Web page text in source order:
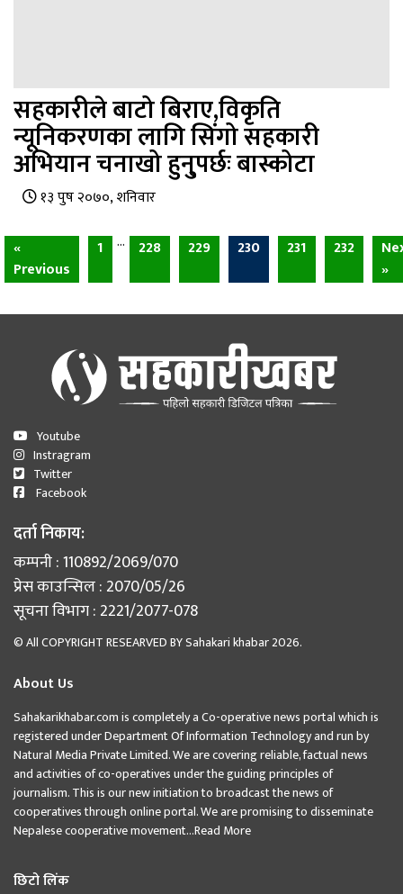
सहकारीले बाटो बिराए,विकृति
न्यूनिकरणका लागि सिंगो सहकारी
अभियान चनाखो हुनु्पर्छः बास्कोटा
१३ पुष २०७०, शनिवार
«
Previous
1 … 228 229 230 231 232
»
Facebook
Twitter
Instragram
Youtube
दर्ता निकाय:
कम्पनी : 110892/2069/070
प्रेस काउन्सिल : 2070/05/26
सूचना विभाग : 2221/2077-078
© All COPYRIGHT RESEARVED BYSahakari khabar2026.
About Us
Sahakarikhabar.com is completely a Co-operative news portal which is
registered under Department Of Information Technology and run by
Natural Media Private Limited. We are covering reliable, factual news
and activities of co-operatives under the guiding principles of
journalism. This is our new initiation to broadcast the news of
cooperatives through online portal. We are promising to disseminate
Nepalese cooperative movement...Read More
छिटो लिंक